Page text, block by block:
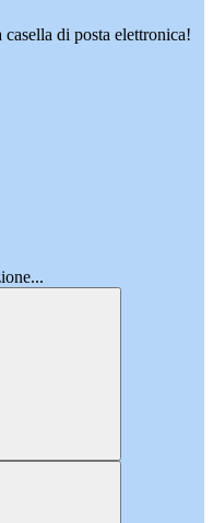
di posta elettronica!